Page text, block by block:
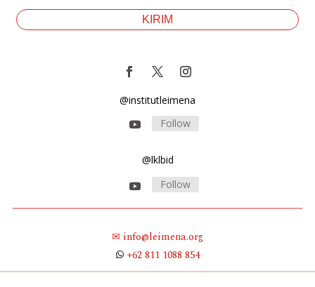
@institutleimena
Follow
@lklbid
Follow
✉ info@leimena.org
+62 811 1088 854